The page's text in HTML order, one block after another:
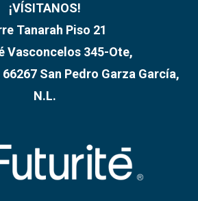
¡VÍSITANOS!
Tanarah Piso 21
Vasconcelos 345-Ote,
San Pedro Garza García,
N.L.